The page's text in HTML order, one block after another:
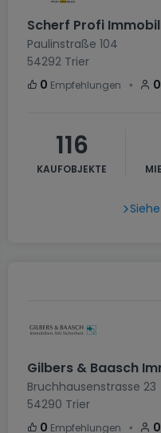
Scherf Profi
Paulinstraße 104
54292 Trier
0 Empfehlungen ・ 0
116
KAUFOBJEKTE
Gilbers & Baasch
Bruchhausenstrasse 23
54290 Trier
0 Empfehlungen ・ 0